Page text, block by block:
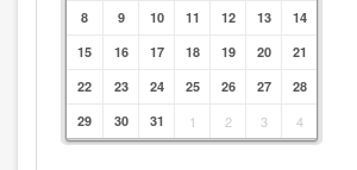
8
9 10 11 12 13
14
15
16 17 18 19 20
21
22
23 24 25 26 27
28
29
30 31 1 2 3 4